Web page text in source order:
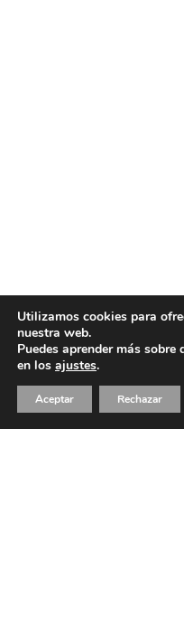
Utilizamos cookies para
nuestra web.
Puedes aprender más
en los ajustes.
Aceptar Rechazar